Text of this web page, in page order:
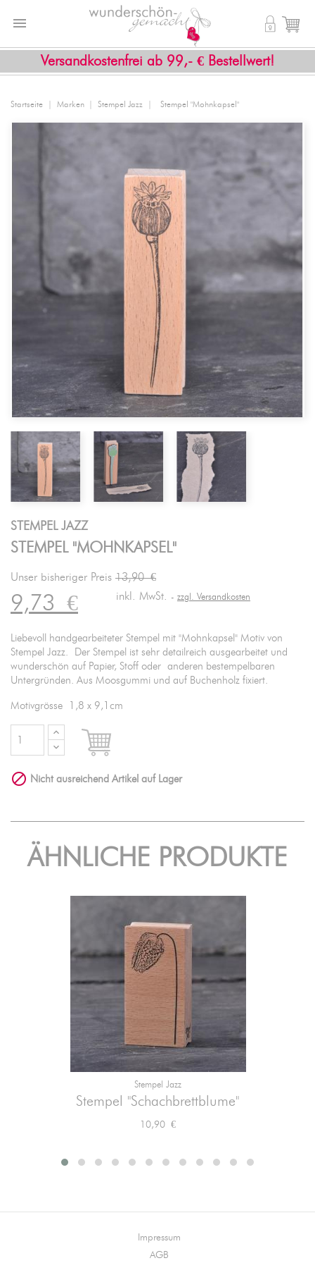
Versandkostenfrei ab 99,- € Bestellwert!
 shopping_cart

Startseite Marken Stempel Jazz Stempel "Mohnkapsel"
STEMPEL JAZZ
STEMPEL "MOHNKAPSEL"
Unser bisheriger Preis 13,90 €
9,73€ inkl. MwSt. zzgl. Versandkosten
Liebevoll handgearbeiteter Stempel mit "Mohnkapsel" Motiv von
Stempel Jazz. Der Stempel ist sehr detailreich ausgearbeitet und
wunderschön auf Papier, Stoff oder anderen bestempelbaren
Untergründen. Aus Moosgummi und auf Buchenholz fixiert.
Motivgrösse 1,8 x 9,1cm

 Nicht ausreichend Artikel auf Lager
ÄHNLICHE PRODUKTE
Stempel Jazz
Stempel "Schachbrettblume"
Preis
10,90 €
Impressum
AGB